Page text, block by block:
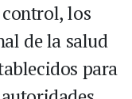
los
de la salud
para